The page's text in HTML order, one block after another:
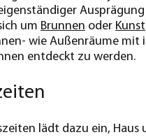
um Brunnen oder
wie Außenräume mit
entdeckt zu werden.
lädt dazu ein,